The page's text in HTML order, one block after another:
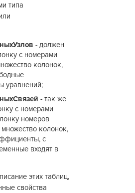
типа
- должен
с номерами
колонок,
уравнений;
- так же
с номерами
номеров
колонок,
с
входят в
этих таблиц,
свойства